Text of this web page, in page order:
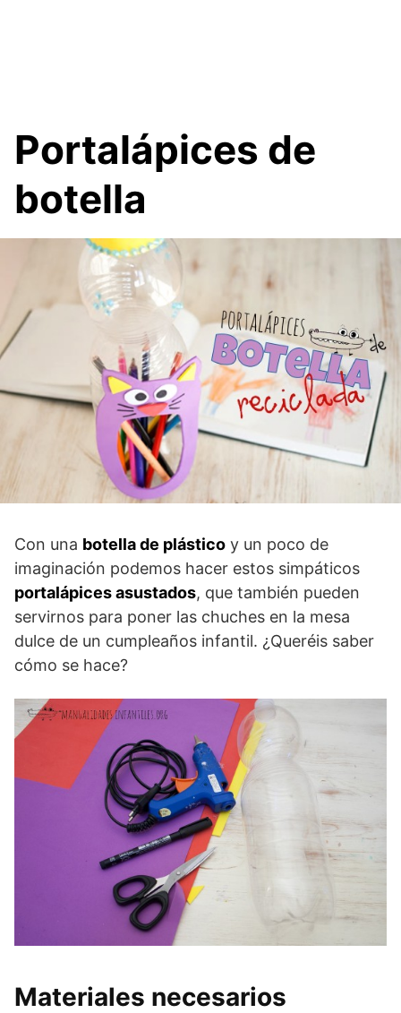
Portalápices de
botella
Con una botella de plástico y un poco de
imaginación podemos hacer estos simpáticos
portalápices asustados, que también pueden
servirnos para poner las chuches en la mesa
dulce de un cumpleaños infantil. ¿Queréis saber
cómo se hace?
Materiales necesarios